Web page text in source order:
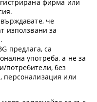
фирма или
че
използвани за
предлага, са
употреба, а не за
потребители, без
персонализация или